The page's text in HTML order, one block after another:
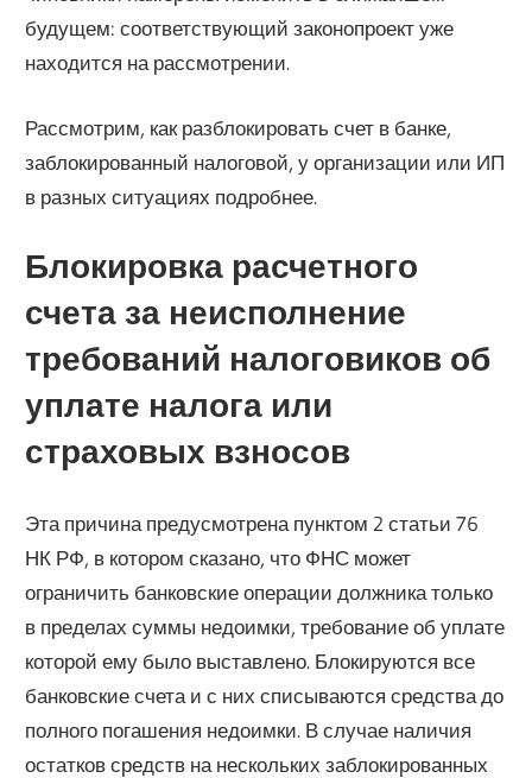
будущем: соответствующий законопроект уже
находится на рассмотрении.
Рассмотрим, как разблокировать счет в банке,
заблокированный налоговой, у организации или ИП
в разных ситуациях подробнее.
Блокировка расчетного
счета за неисполнение
требований налоговиков об
уплате налога или
страховых взносов
Эта причина предусмотрена пунктом 2 статьи 76
НК РФ, в котором сказано, что ФНС может
ограничить банковские операции должника только
в пределах суммы недоимки, требование об уплате
которой ему было выставлено. Блокируются все
банковские счета и с них списываются средства до
полного погашения недоимки. В случае наличия
остатков средств на нескольких заблокированных